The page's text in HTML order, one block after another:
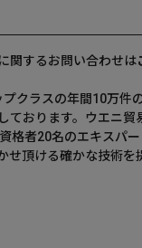
関するお問い合わせは
クラスの年間10万件
ております。ウエニ貿
格者20名のエキスパ
せ頂ける確かな技術を